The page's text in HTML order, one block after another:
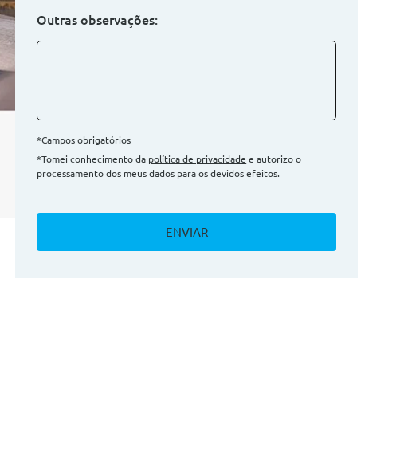
Outras observações:
*Campos obrigatórios
*Tomei conhecimento da política de privacidade e autorizo o
processamento dos meus dados para os devidos efeitos.
ENVIAR